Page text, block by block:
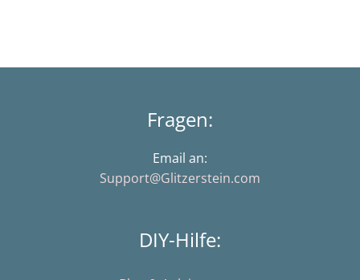
Fragen:
Email an:
Support@Glitzerstein.com
DIY-Hilfe: